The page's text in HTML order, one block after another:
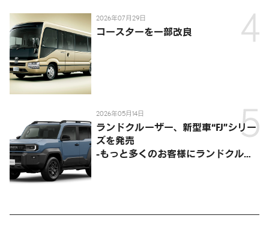
2026年07月29日
コースターを一部改良
2026年05月14日
ランドクルーザー、新型車“FJ”シリー
ズを発売
-もっと多くのお客様にランドクルー